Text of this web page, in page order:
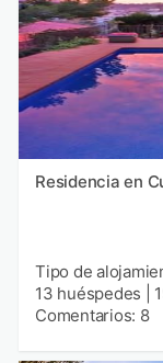
Residencia en
Tipo de
13 huéspedes
Comentarios: 8